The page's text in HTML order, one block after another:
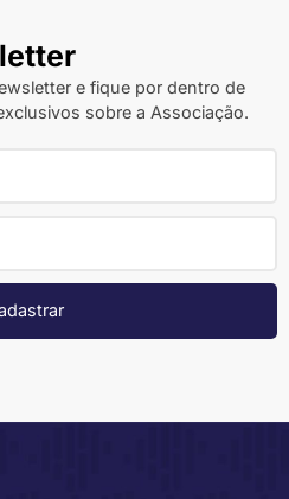
e fique por dentro de
sobre a Associação.